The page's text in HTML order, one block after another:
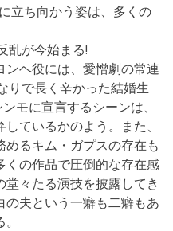
立ち向かう姿は、多くの
乱が今始まる!
ヘ役には、愛憎劇の常連
りで長く辛かった結婚生
モに宣言するシーンは、
ているかのよう。また、
るキム・ガプスの存在も
の作品で圧倒的な存在感
々たる演技を披露してき
夫という一癖も二癖もあ